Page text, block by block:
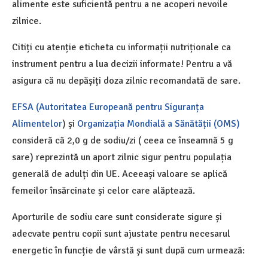
alimente este suficientă pentru a ne acoperi nevoile
zilnice.
Citiți cu atenție eticheta cu informații nutriționale ca
instrument pentru a lua decizii informate! Pentru a vă
asigura că nu depășiți doza zilnic recomandată de sare.
EFSA (Autoritatea Europeană pentru Siguranța
Alimentelor) și Organizația Mondială a Sănătății (OMS)
consideră că 2,0 g de sodiu/zi ( ceea ce înseamnă 5 g
sare) reprezintă un aport zilnic sigur pentru populația
generală de adulți din UE. Aceeași valoare se aplică
femeilor însărcinate și celor care alăptează.
Aporturile de sodiu care sunt considerate sigure și
adecvate pentru copii sunt ajustate pentru necesarul
energetic în funcție de vârstă și sunt după cum urmează: